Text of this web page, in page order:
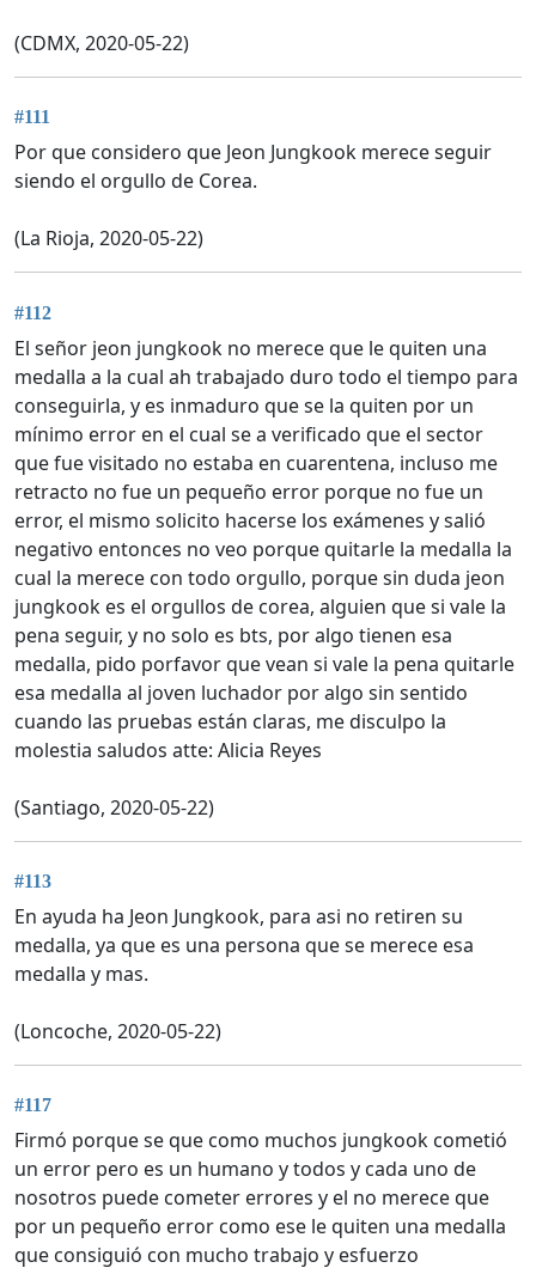
(CDMX, 2020-05-22)
#111
Por que considero que Jeon Jungkook merece seguir
siendo el orgullo de Corea.
(La Rioja, 2020-05-22)
#112
El señor jeon jungkook no merece que le quiten una
medalla a la cual ah trabajado duro todo el tiempo para
conseguirla, y es inmaduro que se la quiten por un
mínimo error en el cual se a verificado que el sector
que fue visitado no estaba en cuarentena, incluso me
retracto no fue un pequeño error porque no fue un
error, el mismo solicito hacerse los exámenes y salió
negativo entonces no veo porque quitarle la medalla la
cual la merece con todo orgullo, porque sin duda jeon
jungkook es el orgullos de corea, alguien que si vale la
pena seguir, y no solo es bts, por algo tienen esa
medalla, pido porfavor que vean si vale la pena quitarle
esa medalla al joven luchador por algo sin sentido
cuando las pruebas están claras, me disculpo la
molestia saludos atte: Alicia Reyes
(Santiago, 2020-05-22)
#113
En ayuda ha Jeon Jungkook, para asi no retiren su
medalla, ya que es una persona que se merece esa
medalla y mas.
(Loncoche, 2020-05-22)
#117
Firmó porque se que como muchos jungkook cometió
un error pero es un humano y todos y cada uno de
nosotros puede cometer errores y el no merece que
por un pequeño error como ese le quiten una medalla
que consiguió con mucho trabajo y esfuerzo